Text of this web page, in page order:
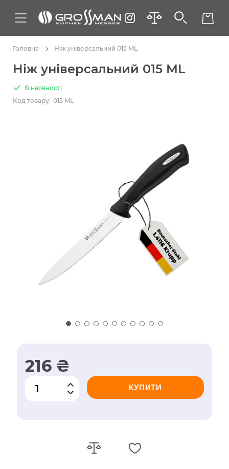
Головна Ніж універсальний 015 ML
Ніж універсальний 015 ML
В наявності
Код товару: 015 ML
216 ₴
КУПИТИ